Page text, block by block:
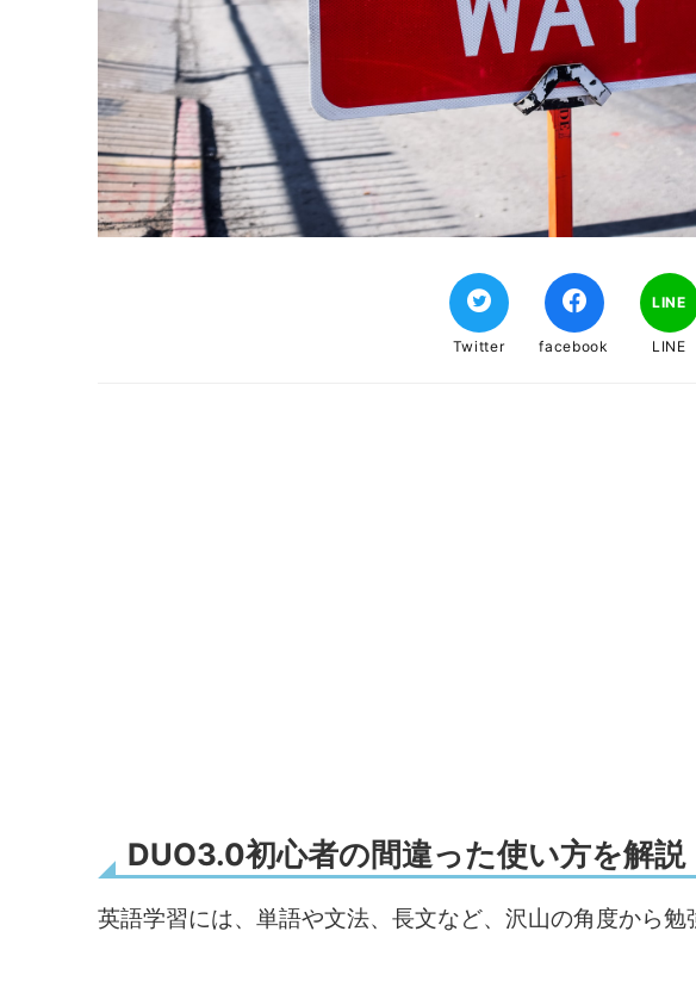
Twitter facebook
LINE
LINE
DUO3.0初心者の間違った使い方を解説
英語学習には、単語や文法、長文など、沢山の角度から勉